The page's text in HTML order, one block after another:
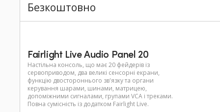
Безкоштовно
Fairlight Live Audio Panel 20
Настільна консоль, що має 20 фейдерів із
сервоприводом, два великі сенсорні екрани,
функцію двостороннього зв'язку та органи
керування шарами, шинами, матрицею,
допоміжними сигналами, групами VCA і треками.
Повна сумісність із додатком Fairlight Live.